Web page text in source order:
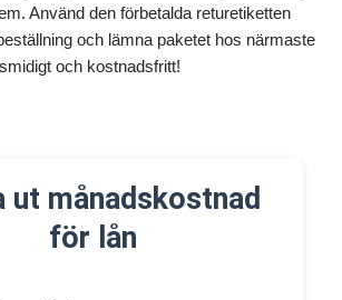
Använd den förbetalda returetiketten
och lämna paketet hos närmaste
och kostnadsfritt!
ut månadskostnad
för lån